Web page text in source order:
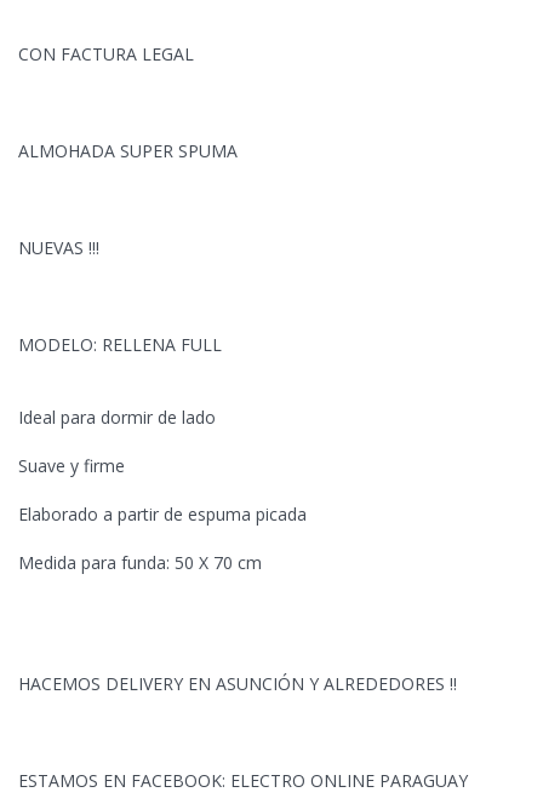
CON FACTURA LEGAL
ALMOHADA SUPER SPUMA
NUEVAS !!!
MODELO: RELLENA FULL
Ideal para dormir de lado
Suave y firme
Elaborado a partir de espuma picada
Medida para funda: 50 X 70 cm
HACEMOS DELIVERY EN ASUNCIÓN Y ALREDEDORES !!
ESTAMOS EN FACEBOOK: ELECTRO ONLINE PARAGUAY